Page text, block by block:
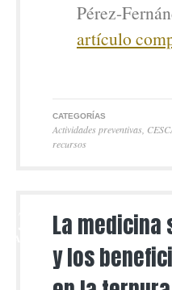
Pérez-
artículo
CATEGORÍAS
Actividades preventivas
recursos
La medicina
y los